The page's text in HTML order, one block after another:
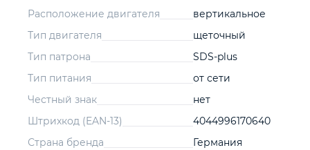
Расположение двигателя
вертикальное
Тип двигателя
щеточный
Тип патрона
SDS-plus
Тип питания
от сети
Честный знак
нет
Штрихкод (EAN-13)
4044996170640
Страна бренда
Германия